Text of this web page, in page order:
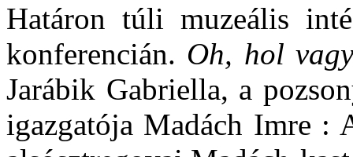
Határon túli muzeális
konferencián. Oh, hol
Jarábik Gabriella, a
igazgatója Madách Imre :